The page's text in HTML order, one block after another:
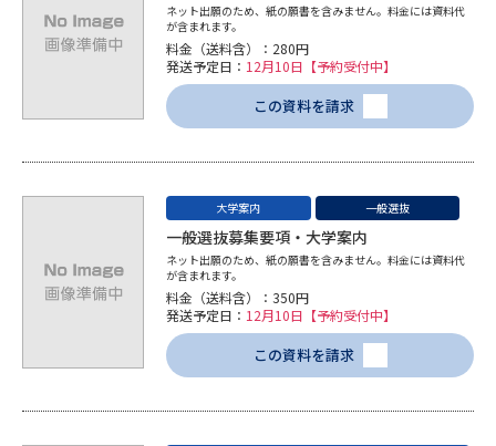
特定商取引表記
訂正のご案内
ネット出願のため、紙の願書を含みません。料金には資料代
が含まれます。
料金（送料含）：280円
発送予定日： 12月10日【予約受付中】
この資料を請求
大学案内 一般選抜
一般選抜募集要項・大学案内
ネット出願のため、紙の願書を含みません。料金には資料代
が含まれます。
料金（送料含）：350円
発送予定日： 12月10日【予約受付中】
この資料を請求